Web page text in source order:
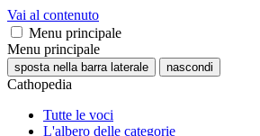
Vai al contenuto
Menu principale
Menu principale
sposta nella barra laterale nascondi
Cathopedia
Tutte le voci
L'albero delle categorie